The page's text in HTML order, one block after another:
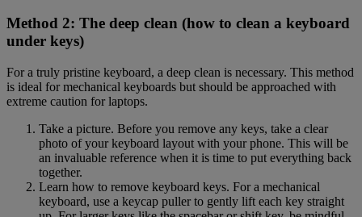
Method 2: The deep clean (how to clean a keyboard
under keys)
For a truly pristine keyboard, a deep clean is necessary. This method
is ideal for mechanical keyboards but should be approached with
extreme caution for laptops.
Take a picture. Before you remove any keys, take a clear
photo of your keyboard layout with your phone. This will be
an invaluable reference when it is time to put everything back
together.
Learn how to remove keyboard keys. For a mechanical
keyboard, use a keycap puller to gently lift each key straight